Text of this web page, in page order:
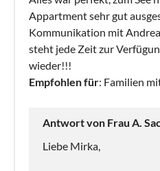
Appartment sehr gut
Kommunikation mit
steht jede Zeit zur
wieder!!!
Empfohlen für: Familien
Antwort von Frau A.
Liebe Mirka,